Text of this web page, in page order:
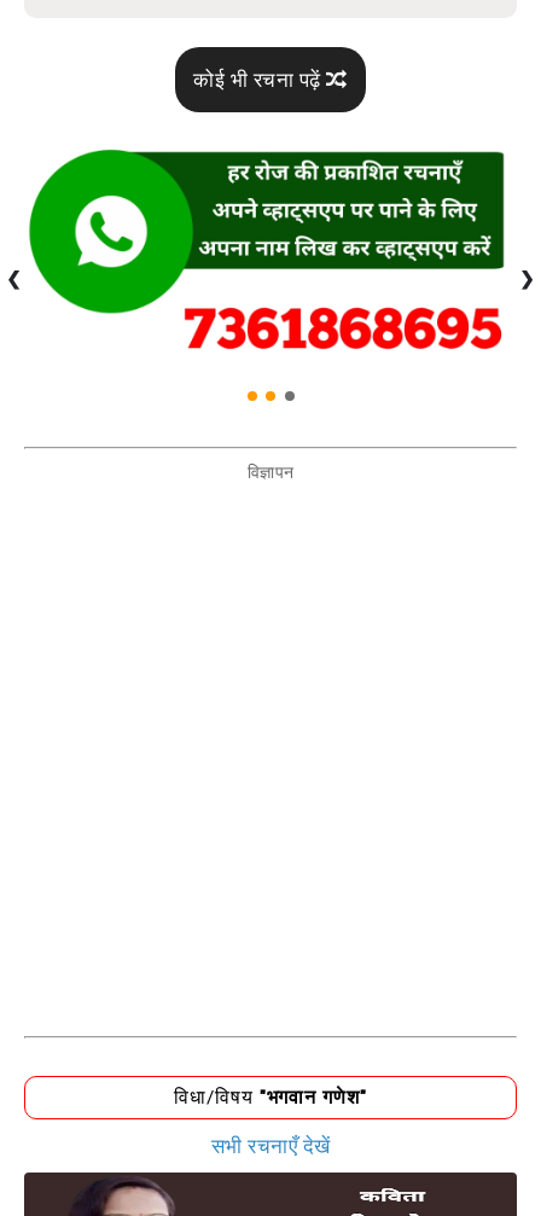
कोई भी रचना पढ़ें
❮ ❯
विज्ञापन
विधा/विषय "भगवान गणेश"
सभी रचनाएँ देखें